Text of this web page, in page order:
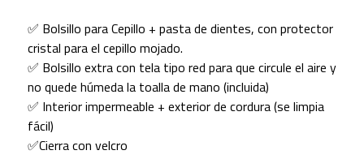
✅ Bolsillo para Cepillo + pasta de dientes, con protector
cristal para el cepillo mojado.
✅ Bolsillo extra con tela tipo red para que circule el aire y
no quede húmeda la toalla de mano (incluida)
✅ Interior impermeable + exterior de cordura (se limpia
fácil)
✅Cierra con velcro